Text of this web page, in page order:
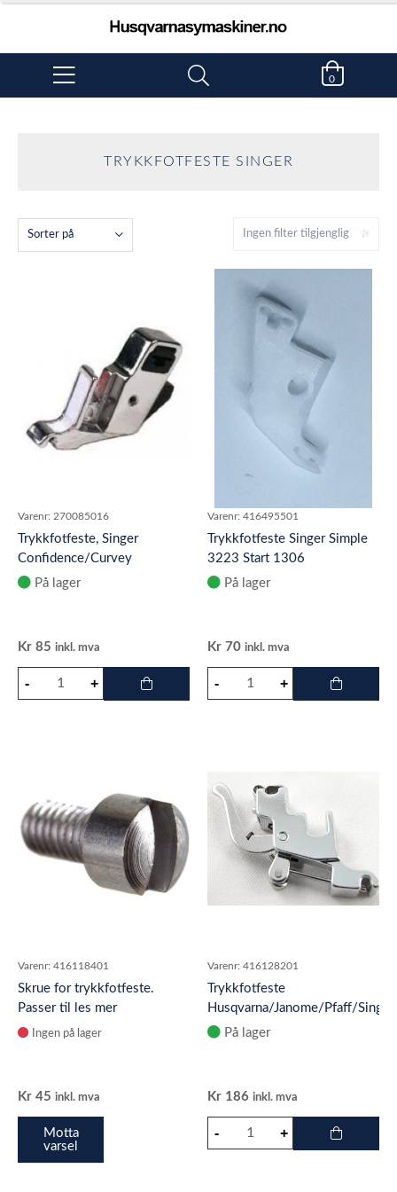
0
TRYKKFOTFESTE SINGER
Ingen filter tilgjenglig
Sorter på
Varenr: 270085016
Trykkfotfeste, Singer
Confidence/Curvey
På lager
Kr 85 inkl. mva
Varenr: 416495501
Trykkfotfeste Singer Simple
3223 Start 1306
På lager
Kr 70 inkl. mva
Varenr: 416118401
Skrue for trykkfotfeste.
Passer til les mer
Ingen på lager
Kr 45 inkl. mva
Motta
varsel
Varenr: 416128201
Trykkfotfeste
Husqvarna/Janome/Pfaff/
På lager
Kr 186 inkl. mva